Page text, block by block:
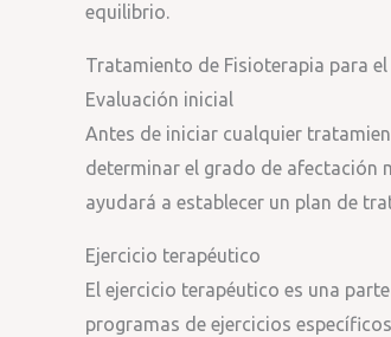
equilibrio.
Tratamiento de Fisioterapia para el
Evaluación inicial
Antes de iniciar cualquier
determinar el grado de afectación
ayudará a establecer un plan de
Ejercicio terapéutico
El ejercicio terapéutico es una
programas de ejercicios